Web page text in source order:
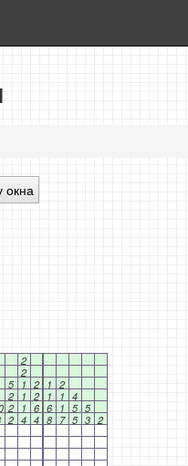
окна
2
2
5 1 2 1 2
2 1 2 1 1 4
2 1 6 6 1 5 5
2 4 4 8 7 5 3 2